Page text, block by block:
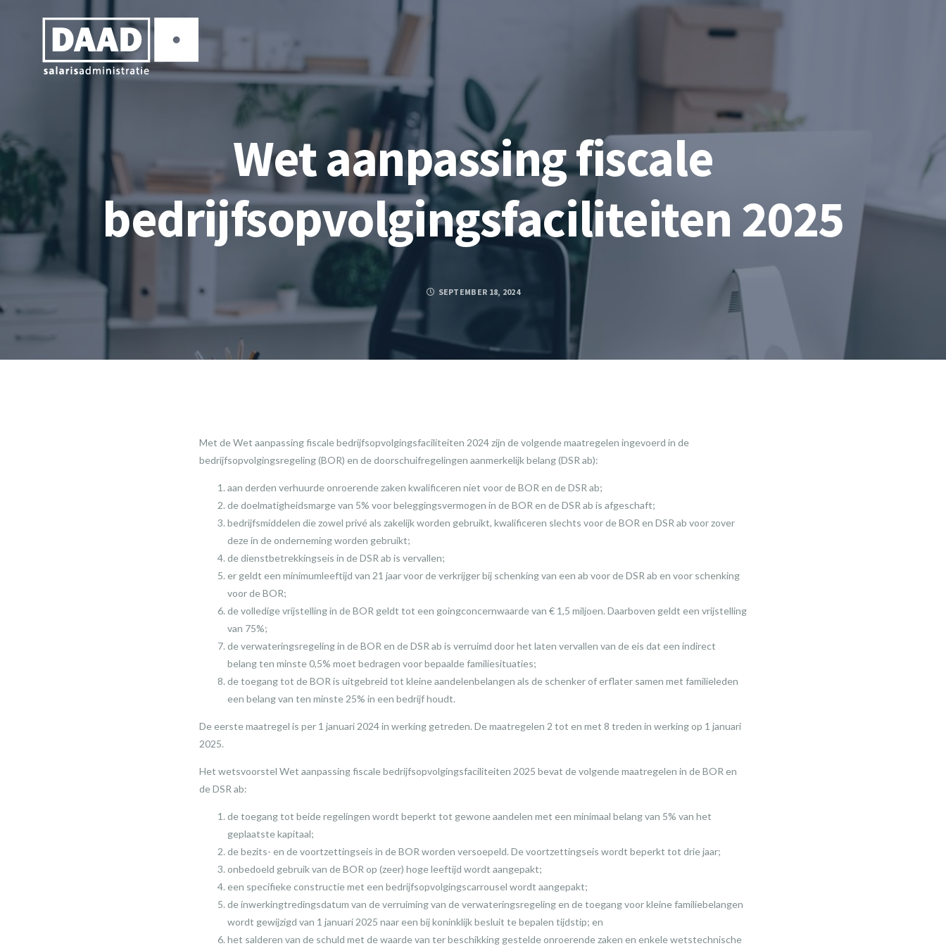
Wet aanpassing fiscale
bedrijfsopvolgingsfaciliteiten 2025
SEPTEMBER 18, 2024
Met de Wet aanpassing fiscale bedrijfsopvolgingsfaciliteiten 2024 zijn de volgende maatregelen ingevoerd in de
bedrijfsopvolgingsregeling (BOR) en de doorschuifregelingen aanmerkelijk belang (DSR ab):
aan derden verhuurde onroerende zaken kwalificeren niet voor de BOR en de DSR ab;
de doelmatigheidsmarge van 5% voor beleggingsvermogen in de BOR en de DSR ab is afgeschaft;
bedrijfsmiddelen die zowel privé als zakelijk worden gebruikt, kwalificeren slechts voor de BOR en DSR ab voor zover
deze in de onderneming worden gebruikt;
de dienstbetrekkingseis in de DSR ab is vervallen;
er geldt een minimumleeftijd van 21 jaar voor de verkrijger bij schenking van een ab voor de DSR ab en voor schenking
voor de BOR;
de volledige vrijstelling in de BOR geldt tot een goingconcernwaarde van € 1,5 miljoen. Daarboven geldt een vrijstelling
van 75%;
de verwateringsregeling in de BOR en de DSR ab is verruimd door het laten vervallen van de eis dat een indirect
belang ten minste 0,5% moet bedragen voor bepaalde familiesituaties;
de toegang tot de BOR is uitgebreid tot kleine aandelenbelangen als de schenker of erflater samen met familieleden
een belang van ten minste 25% in een bedrijf houdt.
De eerste maatregel is per 1 januari 2024 in werking getreden. De maatregelen 2 tot en met 8 treden in werking op 1 januari
2025.
Het wetsvoorstel Wet aanpassing fiscale bedrijfsopvolgingsfaciliteiten 2025 bevat de volgende maatregelen in de BOR en
de DSR ab:
de toegang tot beide regelingen wordt beperkt tot gewone aandelen met een minimaal belang van 5% van het
geplaatste kapitaal;
de bezits- en de voortzettingseis in de BOR worden versoepeld. De voortzettingseis wordt beperkt tot drie jaar;
onbedoeld gebruik van de BOR op (zeer) hoge leeftijd wordt aangepakt;
een specifieke constructie met een bedrijfsopvolgingscarrousel wordt aangepakt;
de inwerkingtredingsdatum van de verruiming van de verwateringsregeling en de toegang voor kleine familiebelangen
wordt gewijzigd van 1 januari 2025 naar een bij koninklijk besluit te bepalen tijdstip; en
het salderen van de schuld met de waarde van ter beschikking gestelde onroerende zaken en enkele wetstechnische